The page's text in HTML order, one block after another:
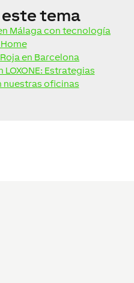
tema
Málaga con tecnología
en Barcelona
Estrategias
nuestras oficinas